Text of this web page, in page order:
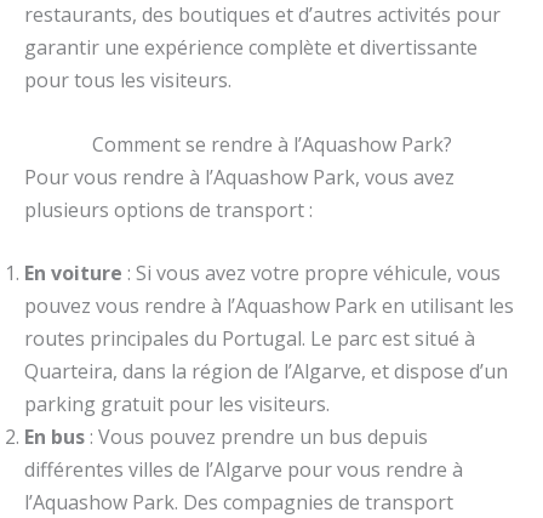
restaurants, des boutiques et d’autres activités pour
garantir une expérience complète et divertissante
pour tous les visiteurs.
Comment se rendre à l’Aquashow Park?
Pour vous rendre à l’Aquashow Park, vous avez
plusieurs options de transport :
En voiture : Si vous avez votre propre véhicule, vous
pouvez vous rendre à l’Aquashow Park en utilisant les
routes principales du Portugal. Le parc est situé à
Quarteira, dans la région de l’Algarve, et dispose d’un
parking gratuit pour les visiteurs.
En bus : Vous pouvez prendre un bus depuis
différentes villes de l’Algarve pour vous rendre à
l’Aquashow Park. Des compagnies de transport